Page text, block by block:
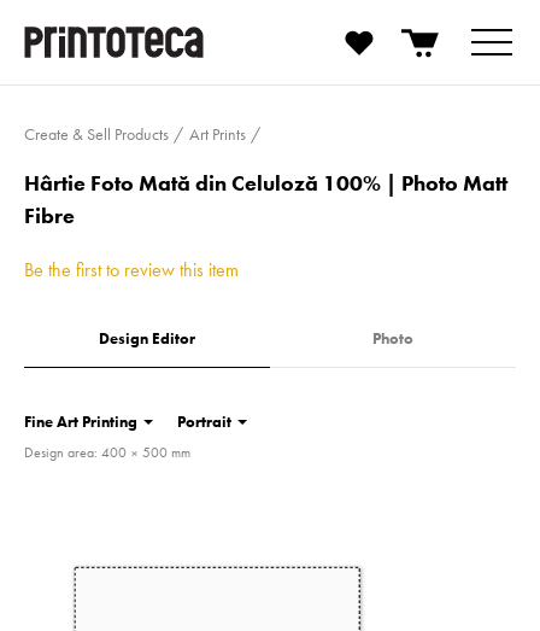
Create & Sell Products Art Prints
Hârtie Foto Mată din Celuloză 100% | Photo Matt
Fibre
Be the first to review this item
Design Editor Photo
Fine Art Printing Portrait
Design area: 400 × 500 mm